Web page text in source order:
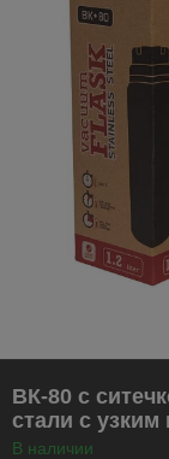
ВК-80 с
стали с узким
В наличии